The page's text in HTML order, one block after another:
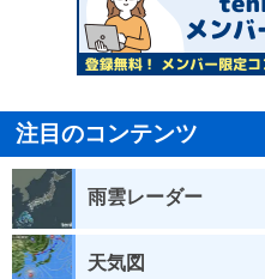
注目のコンテンツ
雨雲レーダー
天気図